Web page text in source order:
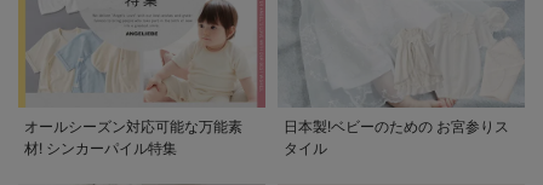
オールシーズン対応可能な万能素
材! シンカーパイル特集
日本製!ベビーのための お宮参りス
タイル